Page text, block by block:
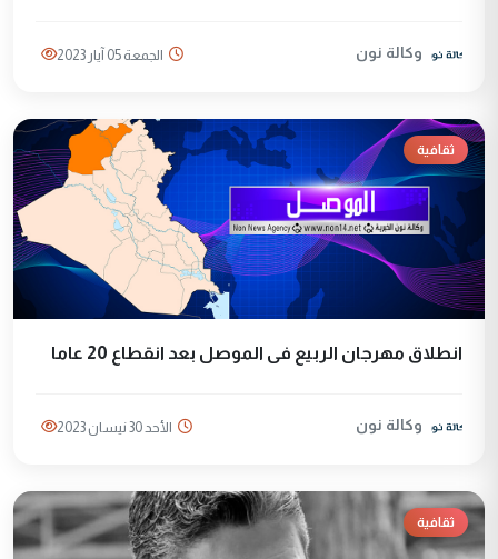
وكالة نون الجمعة 05 آيار 2023
ثقافية
انطلاق مهرجان الربيع فى الموصل بعد انقطاع 20 عاما
وكالة نون الأحد 30 نيسان 2023
ثقافية